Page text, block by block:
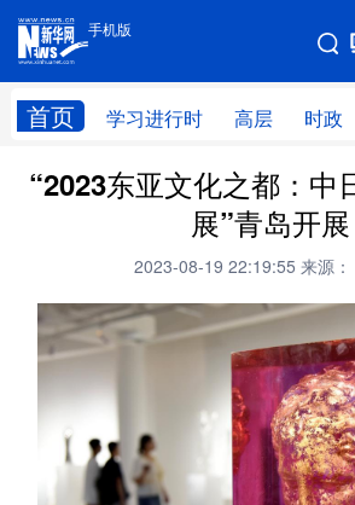
手机版
首页 学习进行时 高层 时政
手机版
网站地图
学习进行时 高层 时政
财经 网评
全球连
科技 科创 量子
文化 书画 健康
访谈 图片
法律 中央文件 金融
“2023东亚文化之都：中
展”青岛开展
2023-08-19 22:19:55 来源